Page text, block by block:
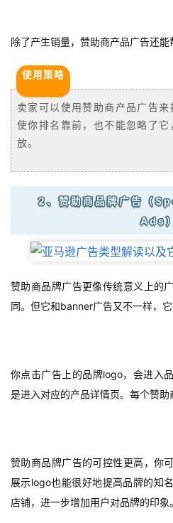
除了产生销量，赞助商产品广告还能
使用策略
卖家可以使用赞助商产品广告
使你排名靠前，也不能忽略了
放。‍
2、赞助商品牌广告（
Ads）
赞助商品牌广告更像传统意义上的
同。但它和banner广告又不一样，它
你点击广告上的品牌logo，会进入
是进入对应的产品详情页。每个赞助
赞助商品牌广告的可控性更高，你
展示logo也能很好地提高品牌的知
店铺，进一步增加用户对品牌的印象。